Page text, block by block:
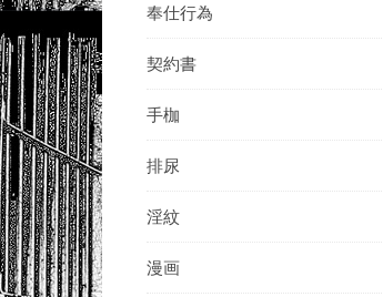
奉仕行為
契約書
手枷
排尿
淫紋
漫画